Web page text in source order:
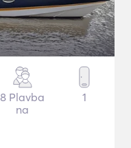
8 Plavba
na
1